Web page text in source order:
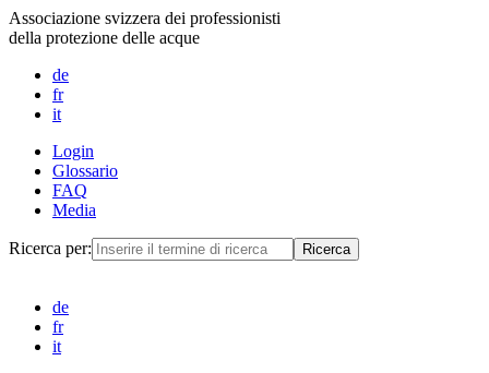
Associazione svizzera dei professionisti
della protezione delle acque
de
fr
it
Login
Glossario
FAQ
Media
Ricerca per:
de
fr
it